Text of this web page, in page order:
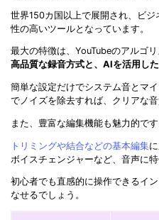
世界150カ国以上で展開され、ビ
性の高いツールとなっています。
最大の特徴は、YouTubeのアルゴ
高品質な録音方式と、AIを活用し
簡単な設定だけでシステム音とマ
でノイズを除去すれば、クリアな
また、豊富な編集機能も魅力的です
トリミングや結合などの基本編集
ボイスチェンジャーなど、音声に
初心者でも直感的に操作できるイ
なせるでしょう。